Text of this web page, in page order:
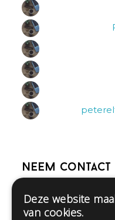
Neem
Deze website
van cookies.